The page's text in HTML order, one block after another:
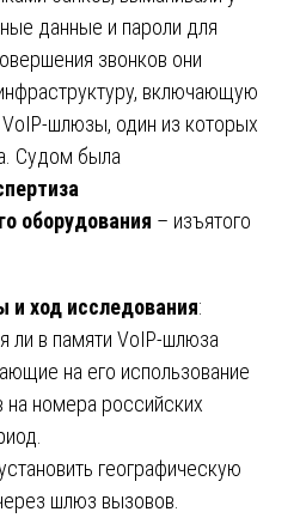
данные и пароли для
звонков они
включающую
шлюзы, один из которых
Судом была
оборудования – изъятого
и ход исследования:
ли в памяти VoIP-шлюза
на его использование
номера российских
географическую
шлюз вызовов.